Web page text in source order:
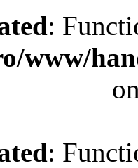
:
www/
: